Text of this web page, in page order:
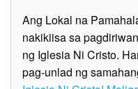
Ang Lokal na
nakikiisa sa
ng Iglesia Ni Cristo.
pag-unlad ng